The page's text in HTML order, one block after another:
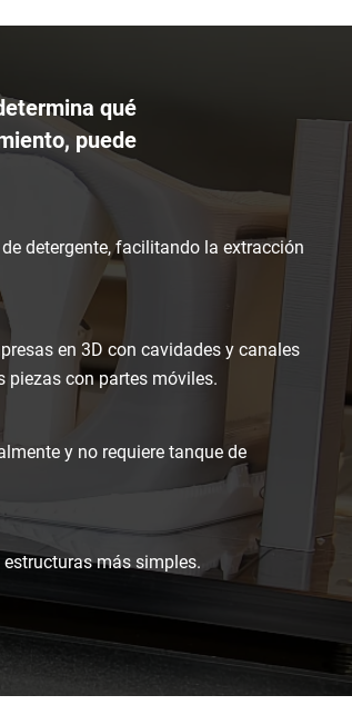
qué
puede
detergente, facilitando la extracción
en 3D con cavidades y canales
piezas con partes móviles.
y no requiere tanque de
más simples.